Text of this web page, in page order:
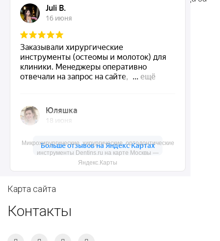
Микрохирургические, хирургические, ортодонтические
инструменты Dentins.ru на карте Москвы —
Яндекс.Карты
инструменты
Ортопедические
инструменты
Dentins.ru
Акции
Доставка и контакты
Политика конфиденциальности
Карта сайта
Контакты